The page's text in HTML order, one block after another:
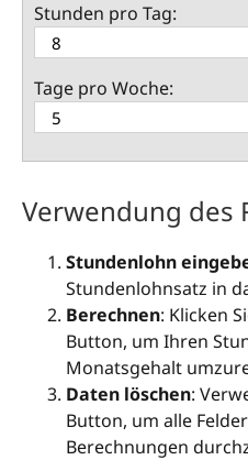
Stunden pro Tag:
Tage pro Woche:
Verwendung des
Stundenlohn
Stundenlohnsatz in
Berechnen: Klicken
Button, um Ihren
Monatsgehalt
Daten löschen:
Button, um alle
Berechnungen